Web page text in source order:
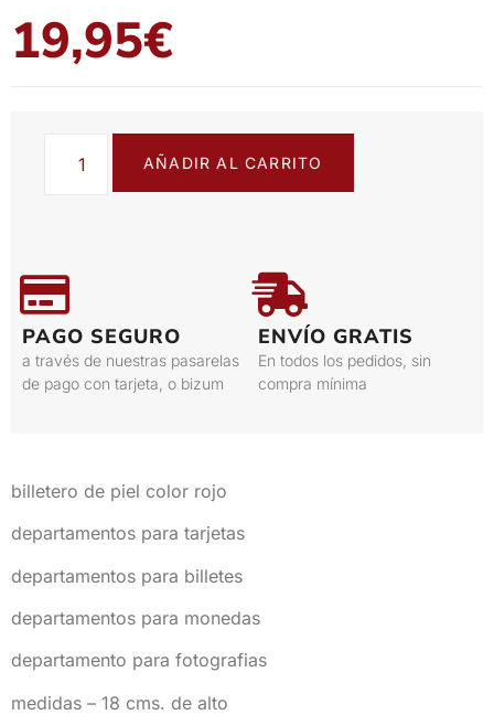
19,95€
AÑADIR AL CARRITO
PAGO SEGURO
a través de nuestras pasarelas
de pago con tarjeta, o bizum
ENVÍO GRATIS
En todos los pedidos, sin
compra mínima
billetero de piel color rojo
departamentos para tarjetas
departamentos para billetes
departamentos para monedas
departamento para fotografias
medidas – 18 cms. de alto